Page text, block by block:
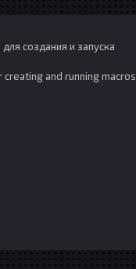
создания и запуска
and running macros